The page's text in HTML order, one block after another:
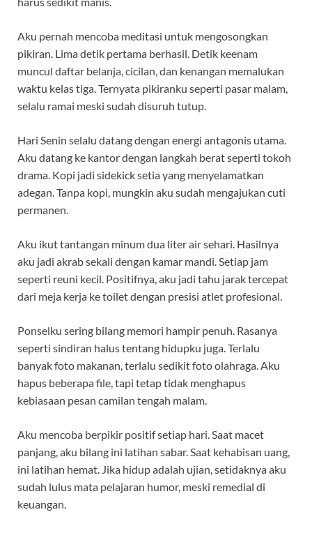
Aku pernah mencoba meditasi untuk mengosongkan
pikiran. Lima detik pertama berhasil. Detik keenam
muncul daftar belanja, cicilan, dan kenangan memalukan
waktu kelas tiga. Ternyata pikiranku seperti pasar malam,
selalu ramai meski sudah disuruh tutup.
Hari Senin selalu datang dengan energi antagonis utama.
Aku datang ke kantor dengan langkah berat seperti tokoh
drama. Kopi jadi sidekick setia yang menyelamatkan
adegan. Tanpa kopi, mungkin aku sudah mengajukan cuti
permanen.
Aku ikut tantangan minum dua liter air sehari. Hasilnya
aku jadi akrab sekali dengan kamar mandi. Setiap jam
seperti reuni kecil. Positifnya, aku jadi tahu jarak tercepat
dari meja kerja ke toilet dengan presisi atlet profesional.
Ponselku sering bilang memori hampir penuh. Rasanya
seperti sindiran halus tentang hidupku juga. Terlalu
banyak foto makanan, terlalu sedikit foto olahraga. Aku
hapus beberapa file, tapi tetap tidak menghapus
kebiasaan pesan camilan tengah malam.
Aku mencoba berpikir positif setiap hari. Saat macet
panjang, aku bilang ini latihan sabar. Saat kehabisan uang,
ini latihan hemat. Jika hidup adalah ujian, setidaknya aku
sudah lulus mata pelajaran humor, meski remedial di
keuangan.